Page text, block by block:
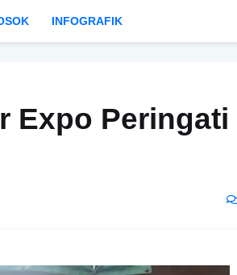
INFOGRAFIK
Expo Peringati